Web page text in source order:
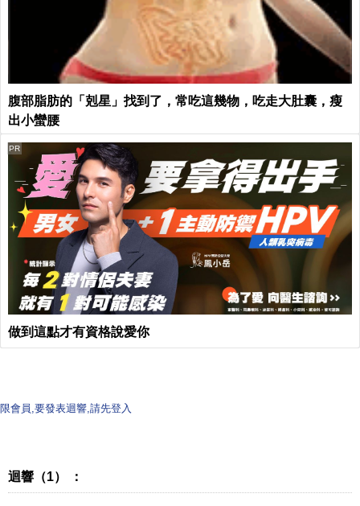
腹部脂肪的「剋星」找到了，常吃這幾物，吃走大肚囊，瘦
出小蠻腰
做到這點才有資格說愛你
PR
限會員,要發表迴響,請先登入
迴響（1） ：